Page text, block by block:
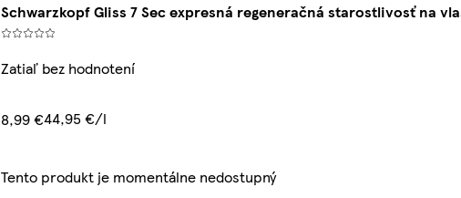
Schwarzkopf Gliss 7 Sec expresná regeneračná starostlivosť na
Zatiaľ bez hodnotení
8,99 €44,95 €/l
Tento produkt je momentálne nedostupný